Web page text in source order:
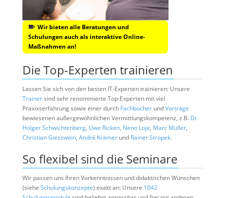
Wir bieten alle Beratungen und
Schulungen auch als interaktive Online-
Maßnahmen an!
Die Top-Experten trainieren
Lassen Sie sich von den besten IT-Experten trainieren: Unsere
Trainersind sehr renommierte Top-Experten mit viel
Praxixserfahrung sowie einer durch Fachbücher undVorträge
bewiesenen außergewöhnlichen Vermittlungskompetenz, z.B. Dr.
Holger Schwichtenberg, Uwe Ricken, Neno Loje, Marc Müller,
Christian Giesswein, André Krämer und Rainer Stropek.
So flexibel sind die Seminare
Wir passen uns Ihren Vorkenntnissen und didaktischen Wünschen
(siehe Schulungskonzepte) exakt an: Unsere 1042